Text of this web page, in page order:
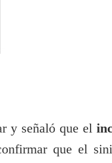
y señaló que el
que el